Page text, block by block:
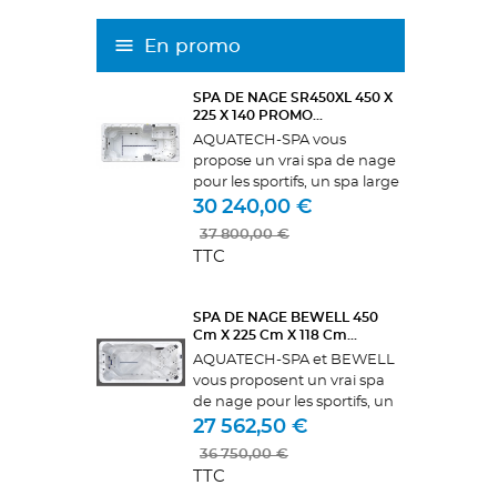
En promo
SPA DE NAGE SR450XL 450 X
225 X 140 PROMO...
AQUATECH-SPA vous
propose un vrai spa de nage
pour les sportifs, un spa large
et profond. Nos spas sont
les qualités de leur isolation.
Le SR450XL est équipé de 4...
30 240,00 €
37 800,00 €
TTC
SPA DE NAGE BEWELL 450
Cm X 225 Cm X 118 Cm...
AQUATECH-SPA et BEWELL
vous proposent un vrai spa
de nage pour les sportifs, un
spa large et profond. Équipé
gros du marché de marque
GECKO. réglables en
27 562,50 €
36 750,00 €
TTC